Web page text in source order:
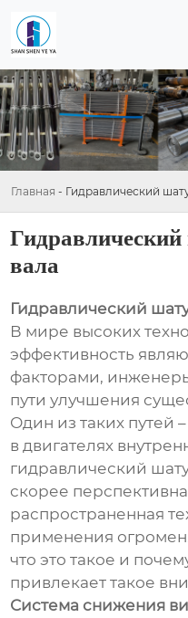
Главная - Гидравлический
Гидравлический
вала
Гидравлический
В мире высоких
эффективность
факторами,
пути улучшения
Один из таких путей
в двигателях
гидравлический
скорее
распространенная
применения
что это такое и
привлекает такое
Система снижения